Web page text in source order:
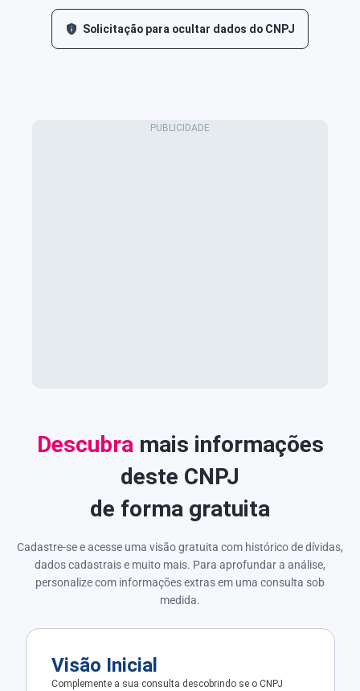
Solicitação para ocultar dados do CNPJ
Descubra mais informações
deste CNPJ
de forma gratuita
Cadastre-se e acesse uma visão gratuita com histórico de dívidas,
dados cadastrais e muito mais. Para aprofundar a análise,
personalize com informações extras em uma consulta sob
medida.
Visão Inicial
Complemente a sua consulta descobrindo se o CNPJ